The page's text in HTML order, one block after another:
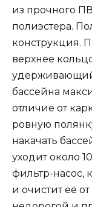
из прочного
полиэстера.
конструкция.
верхнее
удерживающий
бассейна
отличие от
ровную
накачать
уходит около
фильтр-насос,
и очистит её